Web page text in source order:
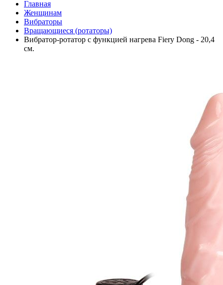
Главная
Женщинам
Вибраторы
Вращающиеся (ротаторы)
Вибратор-ротатор с функцией нагрева Fiery Dong - 20,4
см.